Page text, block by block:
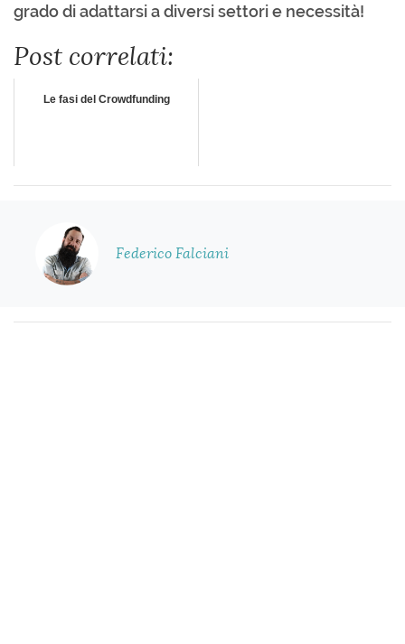
grado di adattarsi a diversi settori e necessità!
Post correlati:
Le fasi del Crowdfunding
Federico Falciani